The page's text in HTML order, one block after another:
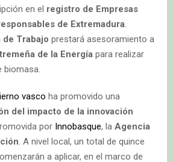
en el registro de Empresas
de Extremadura
de Trabajo prestará asesoramiento a
de la Energía para realizar
vasco ha promovido una
del impacto de la innovación
por Innobasque, la Agencia
. A nivel local, un total de quince
a aplicar, en el marco de